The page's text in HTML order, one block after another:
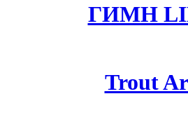
ГИМН
Trout